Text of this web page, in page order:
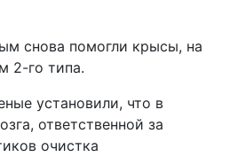
снова помогли крысы, на
2-го типа.
установили, что в
ответственной за
очистка